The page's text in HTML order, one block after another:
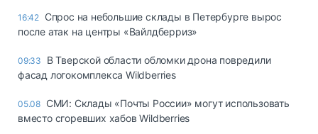
16:42 Спрос на небольшие склады в Петербурге вырос
после атак на центры «Вайлдберриз»
09:33
В Тверской области обломки дрона повредили
фасад логокомплекса Wildberries
05.08 СМИ: Склады «Почты России» могут использовать
вместо сгоревших хабов Wildberries